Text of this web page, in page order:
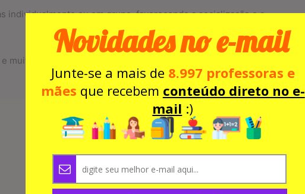
individualmente ou em grupo, favorecendo a socialização e a
muito eficiente para reforçar o reconhecimento das vogais de
Junte-se a mais de 8.997 professoras e
mães que recebem conteúdo direto no e-
mail :)
Novidades no e-mail